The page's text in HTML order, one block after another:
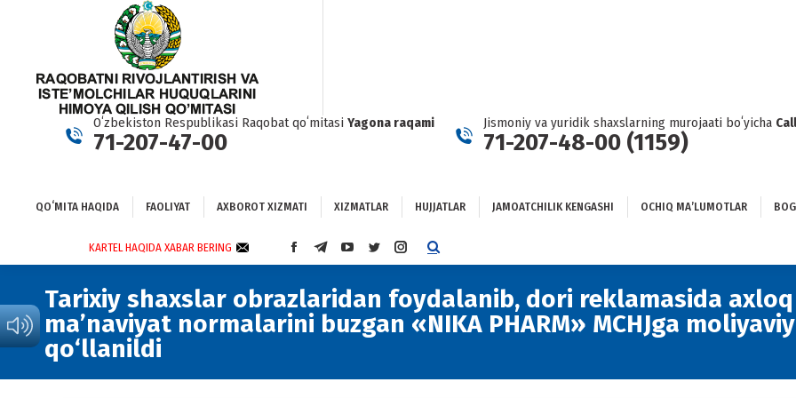
Oʻzbekiston Respublikasi Raqobat qoʻmitasi Yagona raqami
71-207-47-00
Jismoniy va yuridik shaxslarning murojaati boʻyicha
71-207-48-00 (1159)
QOʻMITA HAQIDA FAOLIYAT AXBOROT XIZMATI XIZMATLAR HUJJATLAR JAMOATCHILIK KENGASHI OCHIQ MAʼLUMOTLAR
KARTEL HAQIDA XABAR BERING
FACEBOOK
OPENS
IN
NEW
TELEGRAM
OPENS
IN
NEW
YOUTUBE
OPENS
IN
NEW
TWITTER
OPENS
IN
NEW
INSTAGRAM
OPENS
IN
NEW
Tarixiy shaxslar obrazlaridan foydalanib, dori reklamasida axloq
ma’naviyat normalarini buzgan «NIKA PHARM» MCHJga
qo‘llanildi
QOʻMITA HAQIDA FAOLIYAT